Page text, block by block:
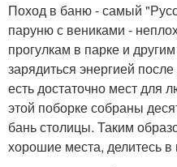
Поход в баню - самый
паруню с вениками -
прогулкам в парке и
зарядиться энергией
есть достаточно мест для
этой поборке собраны
бань столицы. Таким
хорошие места, делитесь